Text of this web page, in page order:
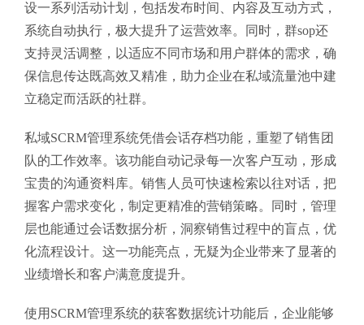
设一系列活动计划，包括发布时间、内容及互动方式，
系统自动执行，极大提升了运营效率。同时，群sop还
支持灵活调整，以适应不同市场和用户群体的需求，确
保信息传达既高效又精准，助力企业在私域流量池中建
立稳定而活跃的社群。
私域SCRM管理系统凭借会话存档功能，重塑了销售团
队的工作效率。该功能自动记录每一次客户互动，形成
宝贵的沟通资料库。销售人员可快速检索以往对话，把
握客户需求变化，制定更精准的营销策略。同时，管理
层也能通过会话数据分析，洞察销售过程中的盲点，优
化流程设计。这一功能亮点，无疑为企业带来了显著的
业绩增长和客户满意度提升。
使用SCRM管理系统的获客数据统计功能后，企业能够